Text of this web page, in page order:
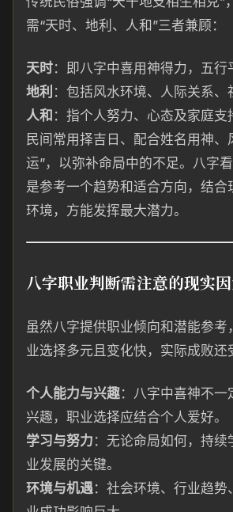
需“天时、地利、人和”三者兼顾：
天时：即八字中喜用神得力，五行
地利 ：包括风水环境、人际关系、
人和 ：指个人努力、心态及家庭支
民间常用择吉日、配合姓名用神、
运”，以弥补命局中的不足。八字
是参考一个趋势和适合方向，结合
环境，方能发挥最大潜力。
八字职业判断需注意的现实
虽然八字提供职业倾向和潜能参考
业选择多元且变化快，实际成败还
个人能力与兴趣：八字中喜神不一
兴趣，职业选择应结合个人爱好。
学习与努力 ：无论命局如何，持续
业发展的关键。
环境与机遇：社会环境、行业趋势